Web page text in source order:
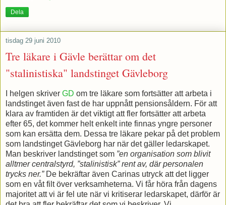
Dela
tisdag 29 juni 2010
Tre läkare i Gävle berättar om det
"stalinistiska" landstinget Gävleborg
I helgen skriver GD om tre läkare som fortsätter att arbeta i
landstinget även fast de har uppnått pensionsåldern. För att
klara av framtiden är det viktigt att fler fortsätter att arbeta
efter 65, det kommer helt enkelt inte finnas yngre personer
som kan ersätta dem. Dessa tre läkare pekar på det problem
som landstinget Gävleborg har när det gäller ledarskapet.
Man beskriver landstinget som ”en organisation som blivit
alltmer centralstyrd, ”stalinistisk” rent av, där personalen
trycks ner.”De bekräftar även Carinas utryck att det ligger
som en våt filt över verksamheterna. Vi får höra från dagens
majoritet att vi är fel ute när vi kritiserar ledarskapet, därför är